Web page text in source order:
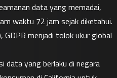
data yang memadai,
waktu 72 jam sejak diketahui.
GDPR menjadi tolok ukur global
data yang berlaku di negara